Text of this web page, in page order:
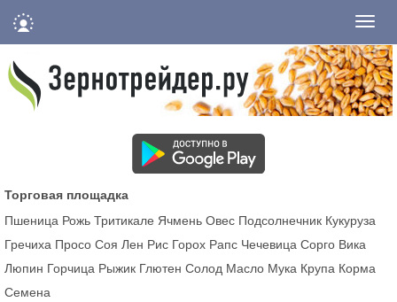
Торговая площадка
Пшеница Рожь Тритикале Ячмень Овес Подсолнечник Кукуруза
Гречиха Просо Соя Лен Рис Горох Рапс Чечевица Сорго Вика
Люпин Горчица Рыжик Глютен Солод Масло Мука Крупа Корма
Семена